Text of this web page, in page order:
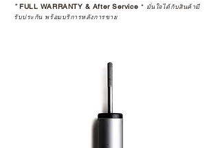
*FULL WARRANTY & After Service * มั่นใจได้กับสินค้ามี
รับประกัน พร้อมบริการหลังการขาย